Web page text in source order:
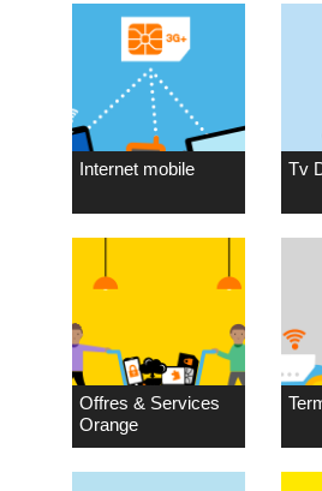
Internet mobile Tv
Offres & Services
Orange